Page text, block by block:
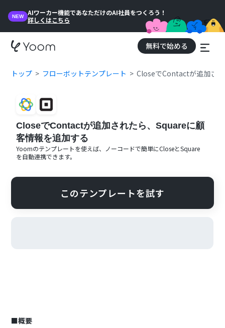
NEW
AIワーカー機能であなただけのAI社員をつくろう！
詳しくはこちら
無料で始める
トップ フローボットテンプレート CloseでContactが追加さ
CloseでContactが追加されたら、Squareに顧
客情報を追加する
Yoomのテンプレートを使えば、ノーコードで簡単にCloseとSquare
を自動連携できます。
このテンプレートを試す
■概要